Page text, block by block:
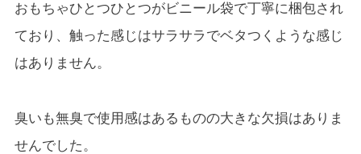
おもちゃひとつひとつがビニール袋で丁寧に梱包され
ており、触った感じはサラサラでベタつくような感じ
はありません。
臭いも無臭で使用感はあるものの大きな欠損はありま
せんでした。